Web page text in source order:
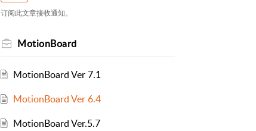
订阅此文章接收通知。
MotionBoard
MotionBoard Ver 7.1
MotionBoard Ver 6.4
MotionBoard Ver.5.7